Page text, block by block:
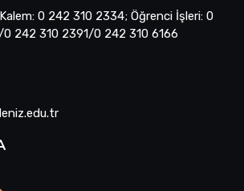
Kalem: 0 242 310 2334; Öğrenci İşleri: 0
242 310 2391/0 242 310 6166